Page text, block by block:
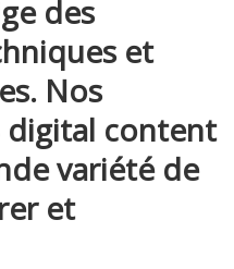
des
et
Nos
digital content
variété de
et